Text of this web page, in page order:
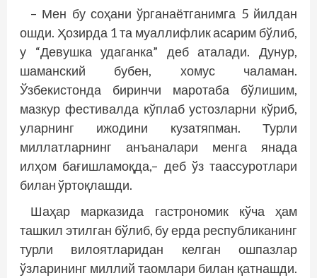
– Мен бу соҳани ўрганаётганимга 5 йилдан
ошди. Ҳозирда 1 та муаллифлик асарим бўлиб,
у “Девушка удаганка” деб аталади. Дунур,
шаманский бубен, хомус чаламан.
Ўзбекистонда биринчи маротаба бўлишим,
мазкур фестивалда кўплаб устозларни кўриб,
уларнинг ижодини кузатяпман. Турли
миллатларнинг анъаналари менга янада
илҳом бағишламоқда,– деб ўз таассуротлари
билан ўртоқлашди.
Шаҳар марказида гастрономик кўча ҳам
ташкил этилган бўлиб, бу ерда республиканинг
турли вилоятларидан келган ошпазлар
ўзларининг миллий таомлари билан қатнашди.